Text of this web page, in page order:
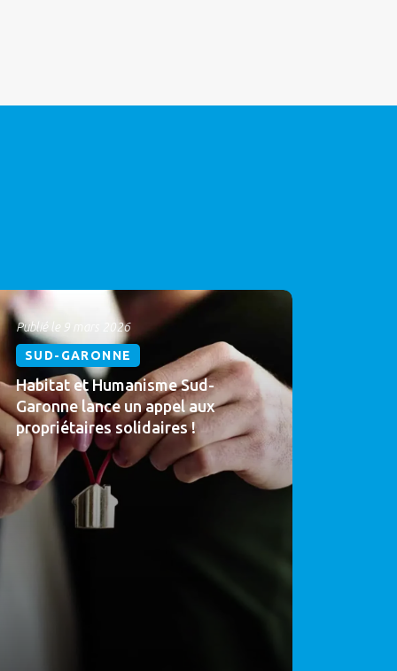
Publié le 9 mars 2026
SUD-GARONNE
Habitat et Humanisme Sud-
Garonne lance un appel aux
propriétaires solidaires !